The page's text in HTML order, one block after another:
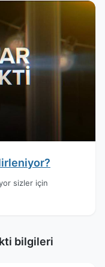
sizler için
bilgileri